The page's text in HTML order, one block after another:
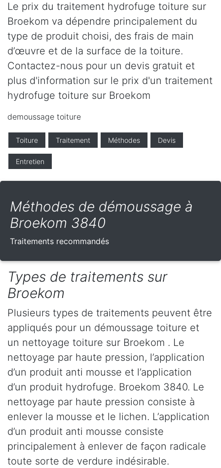
Le prix du traitement hydrofuge toiture sur
Broekom va dépendre principalement du
type de produit choisi, des frais de main
d’œuvre et de la surface de la toiture.
Contactez-nous pour un devis gratuit et
plus d'information sur le prix d'un traitement
hydrofuge toiture sur Broekom
demoussage toiture
Toiture Traitement Méthodes Devis
Entretien
Méthodes de démoussage à
Broekom 3840
Traitements recommandés
Types de traitements sur
Broekom
Plusieurs types de traitements peuvent être
appliqués pour un démoussage toiture et
un nettoyage toiture sur Broekom . Le
nettoyage par haute pression, l’application
d’un produit anti mousse et l’application
d’un produit hydrofuge. Broekom 3840. Le
nettoyage par haute pression consiste à
enlever la mousse et le lichen. L’application
d’un produit anti mousse consiste
principalement à enlever de façon radicale
toute sorte de verdure indésirable.